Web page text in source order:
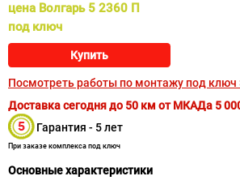
цена Волгарь 5 2360 П
под ключ
Купить
Посмотреть работы по монтажу под ключ
Доставка сегодня до 50 км от МКАДа 5
Гарантия - 5 лет
При заказе комплекса под ключ
Основные характеристики